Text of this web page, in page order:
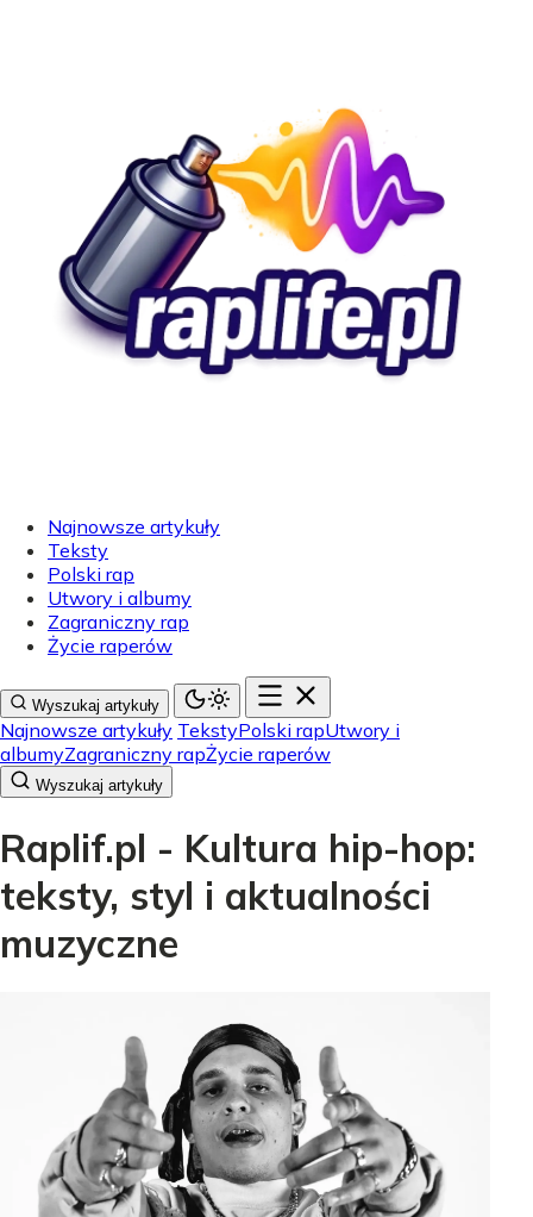
Najnowsze artykuły
Teksty
Polski rap
Utwory i albumy
Zagraniczny rap
Życie raperów
Wyszukaj artykuły
Najnowsze artykuły TekstyPolski rapUtwory i
albumyZagraniczny rapŻycie raperów
Wyszukaj artykuły
Raplif.pl - Kultura hip-hop:
teksty, styl i aktualności
muzyczne